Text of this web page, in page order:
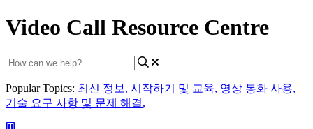
Video Call Resource Centre
Popular Topics: 최신 정보 , 시작하기 및 교육, 영상 통화 사용,
기술 요구 사항 및 문제 해결,